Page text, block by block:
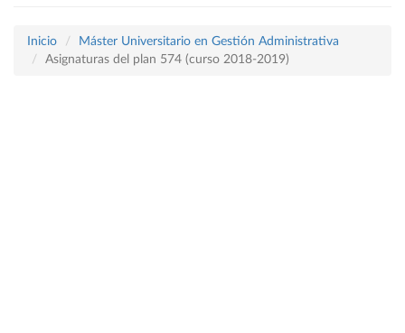
Inicio
Máster Universitario en Gestión Administrativa
Asignaturas del plan 574 (curso 2018-2019)